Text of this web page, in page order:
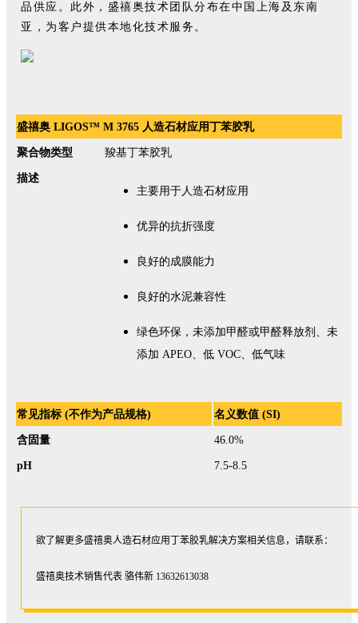
品供应。此外，盛禧奥技术团队分布在中国上海及东南
亚，为客户提供本地化技术服务。
盛禧奥 LIGOS™ M 3765 人造石材应用丁苯胶乳
聚合物类型 羧基丁苯胶乳
描述
主要用于人造石材应用
优异的抗折强度
良好的成膜能力
良好的水泥兼容性
绿色环保，未添加甲醛或甲醛释放剂、未
添加 APEO、低 VOC、低气味
常见指标 (不作为产品规格) 名义数值 (SI)
含固量 46.0%
pH 7.5-8.5
欲了解更多盛禧奥人造石材应用丁苯胶乳解决方案相关信息，请联系：
盛禧奥技术销售代表 骆伟新 13632613038